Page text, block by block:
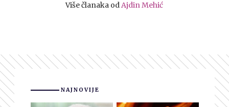
Više članaka odAjdin Mehić
NAJNOVIJE